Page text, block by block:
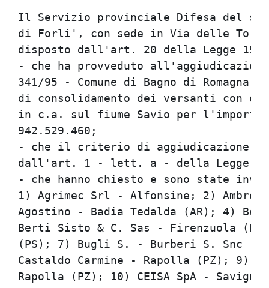
Il Servizio provinciale Difesa
di Forli', con sede in Via
disposto dall'art. 20 della
- che ha provveduto
341/95 - Comune di Bagno di
di consolidamento dei versanti
in c.a. sul fiume Savio per
- che il criterio di
dall'art. 1 - lett. a -
- che hanno chiesto e sono
1) Agrimec Srl - Alfonsine;
Agostino - Badia Tedalda (AR);
Berti Sisto & C. Sas -
(PS); 7) Bugli S. - Burberi
Castaldo Carmine - Rapolla
Rapolla (PZ); 10) CEISA SpA -